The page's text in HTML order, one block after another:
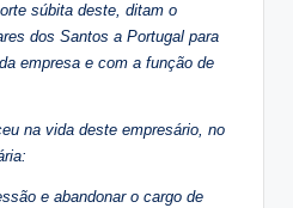
súbita deste, ditam o
dos Santos a Portugal para
empresa e com a função de
na vida deste empresário, no
e abandonar o cargo de